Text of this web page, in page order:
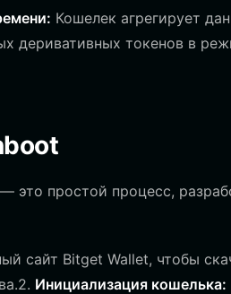
Кошелек агрегирует
деривативных токенов в
простой процесс,
сайт Bitget Wallet, чтобы
Инициализация кошелька: